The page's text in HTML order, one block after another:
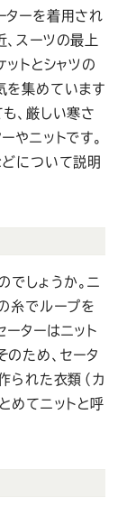
ターを着用され
スーツの最上
ットとシャツの
を集めています
、厳しい寒さ
やニットです。
どについて説明
でしょうか。ニ
糸でループを
ターはニット
ため、セータ
られた衣類（カ
めてニットと呼